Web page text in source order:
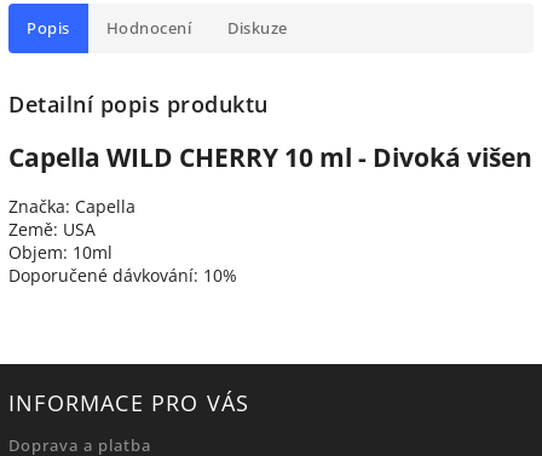
Popis Hodnocení Diskuze
Detailní popis produktu
Capella WILD CHERRY 10 ml - Divoká višen
Značka: Capella
Země: USA
Objem: 10ml
Doporučené dávkování: 10%
INFORMACE PRO VÁS
Doprava a platba